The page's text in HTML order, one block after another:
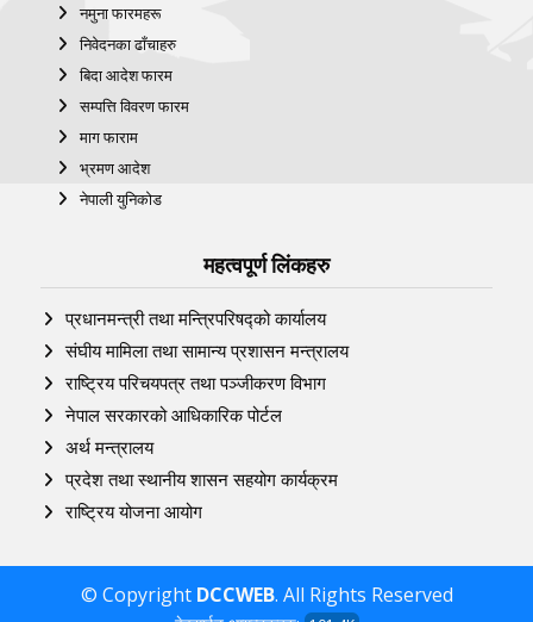
नमुना फारमहरू
निवेदनका ढाँचाहरु
बिदा आदेश फारम
सम्पत्ति विवरण फारम
माग फाराम
भ्रमण आदेश
नेपाली युनिकोड
महत्वपूर्ण लिंकहरु
प्रधानमन्त्री तथा मन्त्रिपरिषद्को कार्यालय
संघीय मामिला तथा सामान्य प्रशासन मन्त्रालय
राष्ट्रिय परिचयपत्र तथा पञ्‍जीकरण विभाग
नेपाल सरकारको आधिकारिक पोर्टल
अर्थ मन्त्रालय
प्रदेश तथा स्थानीय शासन सहयोग कार्यक्रम
राष्ट्रिय योजना आयोग
© Copyright DCCWEB. All Rights Reserved